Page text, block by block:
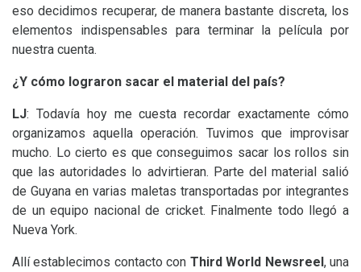
eso decidimos recuperar, de manera bastante discreta, los
elementos indispensables para terminar la película por
nuestra cuenta.
¿Y cómo lograron sacar el material del país?
LJ: Todavía hoy me cuesta recordar exactamente cómo
organizamos aquella operación. Tuvimos que improvisar
mucho. Lo cierto es que conseguimos sacar los rollos sin
que las autoridades lo advirtieran. Parte del material salió
de Guyana en varias maletas transportadas por integrantes
de un equipo nacional de cricket. Finalmente todo llegó a
Nueva York.
Allí establecimos contacto con Third World Newsreel, una